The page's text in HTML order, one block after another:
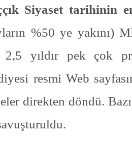
Siyaset tarihinin
%50 ye yakını)
2,5 yıldır pek çok
resmi Web
direkten döndü.